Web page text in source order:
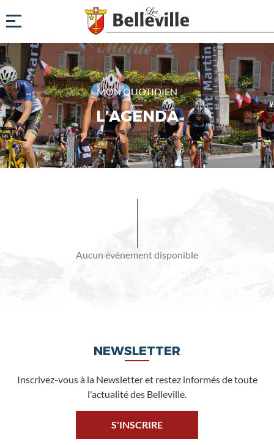
MON QUOTIDIEN
L’AGENDA
Aucun événement disponible
NEWSLETTER
Inscrivez-vous à la Newsletter et restez informés de toute
l'actualité des Belleville.
S'INSCRIRE